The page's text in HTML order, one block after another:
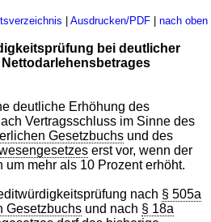
| Ausdrucken/PDF| nach oben
bei deutlicher
deutliche Erhöhung des
Vertragsschluss im Sinne des
Gesetzbuchs und des
erst vor, wenn der
um mehr als 10 Prozent erhöht.
nach § 505a
Gesetzbuchs und nach § 18a